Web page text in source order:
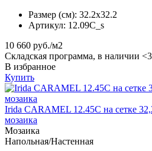
Размер (см): 32.2x32.2
Артикул: 12.09C_s
10 660 руб./м2
Складская программа, в наличии
В избранное
Купить
Irida CARAMEL 12.45C на сетке
мозаика
Мозаика
Напольная/Настенная